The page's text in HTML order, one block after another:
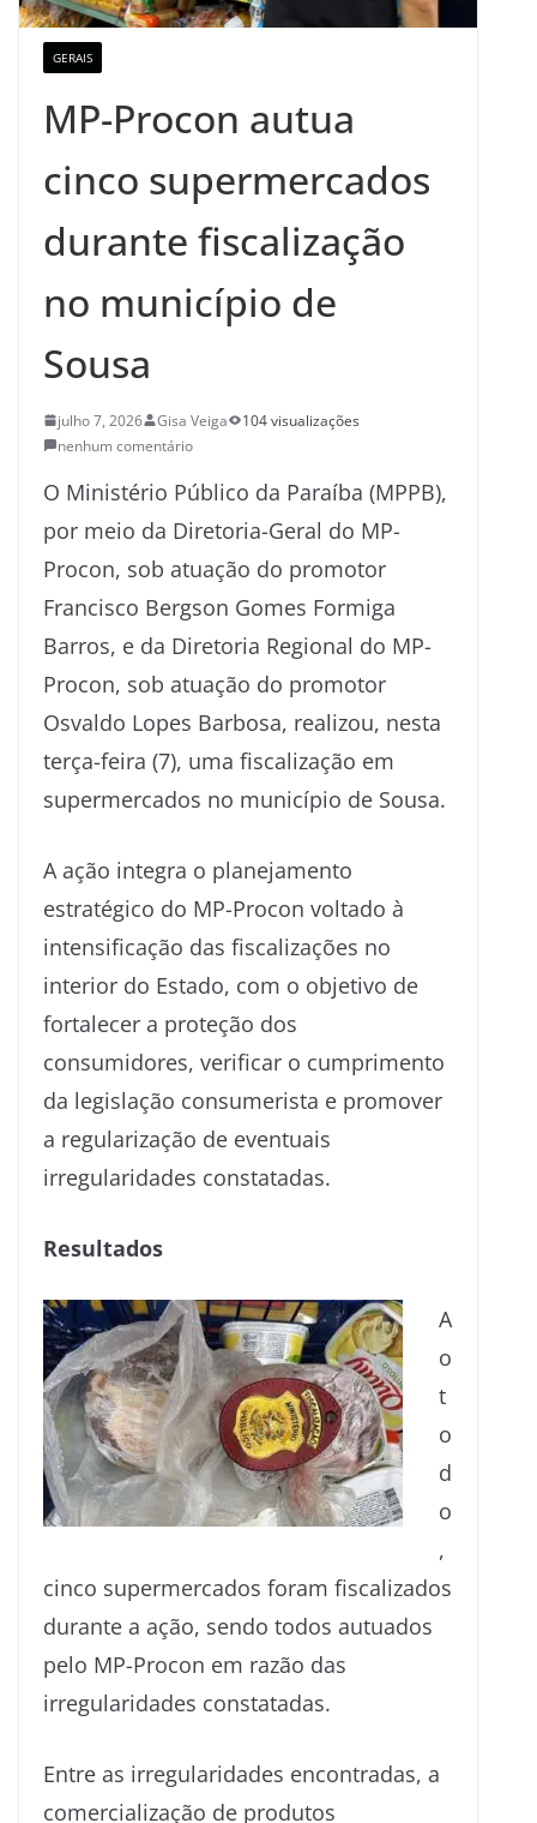
GERAIS
MP-Procon autua
cinco supermercados
durante fiscalização
no município de
Sousa
julho 7, 2026 Gisa Veiga
104 visualizações
nenhum comentário
O Ministério Público da Paraíba (MPPB),
por meio da Diretoria-Geral do MP-
Procon, sob atuação do promotor
Francisco Bergson Gomes Formiga
Barros, e da Diretoria Regional do MP-
Procon, sob atuação do promotor
Osvaldo Lopes Barbosa, realizou, nesta
terça-feira (7), uma fiscalização em
supermercados no município de Sousa.
A ação integra o planejamento
estratégico do MP-Procon voltado à
intensificação das fiscalizações no
interior do Estado, com o objetivo de
fortalecer a proteção dos
consumidores, verificar o cumprimento
da legislação consumerista e promover
a regularização de eventuais
irregularidades constatadas.
Resultados
A
o
t
o
d
o
,
cinco supermercados foram fiscalizados
durante a ação, sendo todos autuados
pelo MP-Procon em razão das
irregularidades constatadas.
Entre as irregularidades encontradas, a
comercialização de produtos